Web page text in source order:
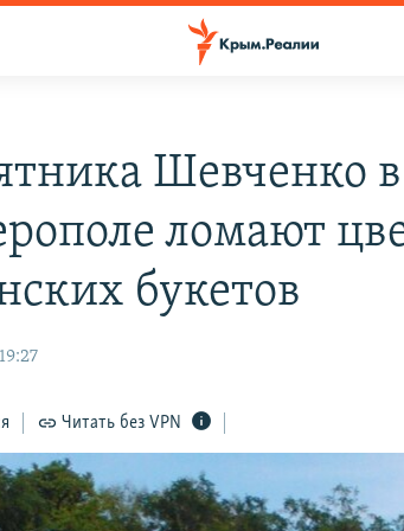
Шевченко в
ломают
букетов
Читать без VPN